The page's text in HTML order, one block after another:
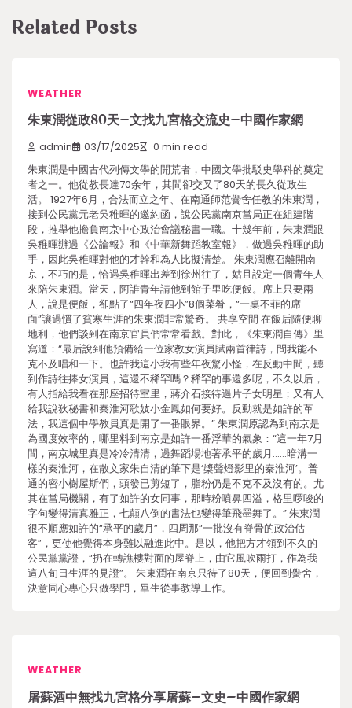
Related Posts
WEATHER
朱東潤從政80天–文找九宮格交流史–中國作家網
admin 03/17/2025 0 min read
朱東潤是中國古代列傳文學的開荒者，中國文學批駁史學科的奠定
者之一。他從教長達70余年，其間卻交叉了80天的長久從政生
活。 1927年6月，合法而立之年、在南通師范黌舍任教的朱東潤，
接到公民黨元老吳稚暉的邀約函，說公民黨南京當局正在組建階
段，推舉他擔負南京中心政治會議秘書一職。十幾年前，朱東潤跟
吳稚暉辦過《公論報》和《中華新舞蹈教室報》，做過吳稚暉的助
手，因此吳稚暉對他的才幹和為人比擬清楚。 朱東潤應召離開南
京，不巧的是，恰遇吳稚暉出差到徐州往了，姑且設定一個青年人
來陪朱東潤。當天，阿誰青年請他到館子里吃便飯。席上只要兩
人，說是便飯，卻點了“四年夜四小”8個菜肴，“一桌不菲的席
面”讓過慣了貧寒生涯的朱東潤非常驚奇。 共享空間 在飯后隨便聊
地利，他們談到在南京官員們常常看戲。對此，《朱東潤自傳》里
寫道：“最后說到他預備給一位家教女演員賦兩首律詩，問我能不
克不及唱和一下。也許我這小我有些年夜驚小怪，在反動中間，聽
到作詩往捧女演員，這還不稀罕嗎？稀罕的事還多呢，不久以后，
有人指給我看在那座招待室里，蔣介石接待過片子女明星；又有人
給我說狄秘書和秦淮河歌妓小金鳳如何要好。反動就是如許的革
法，我這個中學教員真是開了一番眼界。” 朱東潤原認為到南京是
為國度效率的，哪里料到南京是如許一番浮華的氣象：“這一年7月
間，南京城里真是冷冷清清，過舞蹈場地著承平的歲月……暗溝一
樣的秦淮河，在散文家朱自清的筆下是‘槳聲燈影里的秦淮河’。普
通的密小樹屋斯們，頭發已剪短了，脂粉仍是不克不及沒有的。尤
其在當局機關，有了如許的女同事，那時粉噴鼻四溢，格里啰唆的
字句變得清真雅正，七顛八倒的書法也變得筆飛墨舞了。” 朱東潤
很不順應如許的“承平的歲月”，四周那“一批沒有脊骨的政治估
客”，更使他覺得本身難以融進此中。是以，他把方才領到不久的
公民黨黨證，“扔在轉譙樓對面的屋脊上，由它風吹雨打，作為我
這八旬日生涯的見證”。 朱東潤在南京只待了80天，便回到黌舍，
決意同心專心只做學問，畢生從事教導工作。
WEATHER
屠蘇酒中無找九宮格分享屠蘇–文史–中國作家網